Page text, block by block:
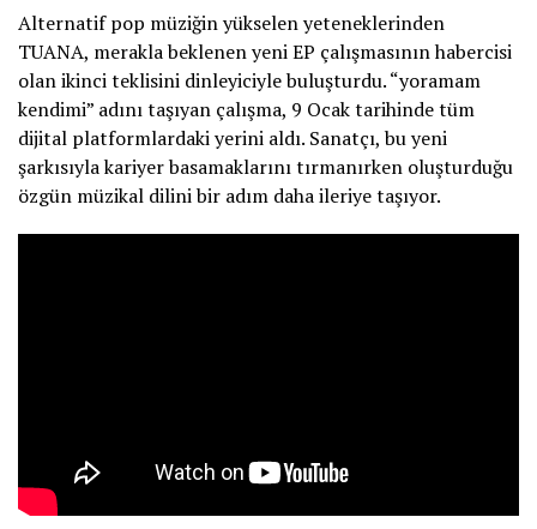
Alternatif pop müziğin yükselen yeteneklerinden
TUANA, merakla beklenen yeni EP çalışmasının habercisi
olan ikinci teklisini dinleyiciyle buluşturdu. “yoramam
kendimi” adını taşıyan çalışma, 9 Ocak tarihinde tüm
dijital platformlardaki yerini aldı. Sanatçı, bu yeni
şarkısıyla kariyer basamaklarını tırmanırken oluşturduğu
özgün müzikal dilini bir adım daha ileriye taşıyor.